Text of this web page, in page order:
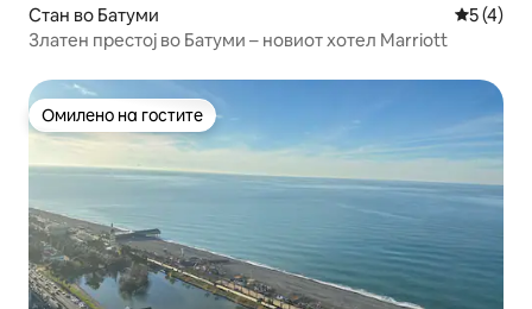
Стан во Батуми
5 (4)
Златен престој во Батуми – новиот хотел Marriott
Омилено на гостите
Омилено на гостите